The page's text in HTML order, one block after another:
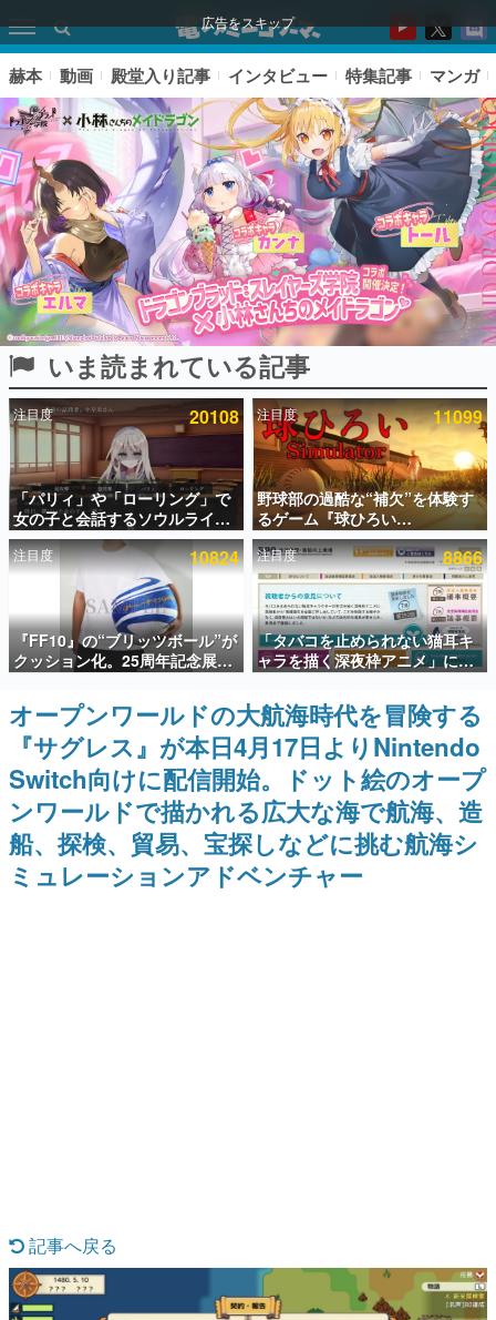
広告をスキップ
ピックアップ
電ファミのいま読まれている記事ランキング
アプリセール情報
インタビュー
連載・特集一覧
殿堂入り記事
SNS拡散数が数千以上！ ページビュー数万以上！ などな
ど。多くの人々に読まれた、電ファミ渾身の“殿堂入り”記
事をまとめました。
ゲームの企画書
名作ゲームクリエイターの方々に製作時のエピソードをお
聞きし、ヒットする企画（ゲーム）とは何か？を探ってい
きます。
赫本
この物語を解いてはいけない。『赫本』は、〈試験問題〉
の形をした短編ホラー小説集です。
新世代に訊く
具体的な形から解き明かしていく、硬派で骨太な評論連載
赫本 動画 殿堂入り記事 インタビュー 特集記事 マンガ
いま読まれている記事
注目度 20108
「パリィ」や「ローリング」で
女の子と会話するソウルライク
恋愛ゲーム『小早川さんはソウ
ルライク』無料公開。返事に失
敗すると「YOU DIED」
注目度 11099
野球部の過酷な“補欠”を体験す
るゲーム『球ひろい
Simulator』が「1件」のウィッ
シュリストをもとにチェコ語に
対応しSNSで話題に。『キング
ダム・カム』開発元やチェコの
プロ野球選手から称賛の声
注目度 10824
『FF10』の“ブリッツボール”が
クッション化。25周年記念展
「FINAL FANTASY X
MUSEUM-幻光の記憶-」のグッ
ズ情報が一部公開
注目度 8866
「タバコを止められない猫耳キ
ャラを描く深夜枠アニメ」に視
聴者の一部から批判意見。違法
薬物の使用と思しき描写も含め
て、BPOが議論を交わす
オープンワールドの大航海時代を冒険する
『サグレス』が本日4月17日よりNintendo
Switch向けに配信開始。ドット絵のオープ
ンワールドで描かれる広大な海で航海、造
船、探検、貿易、宝探しなどに挑む航海シ
ミュレーションアドベンチャー
記事へ戻る